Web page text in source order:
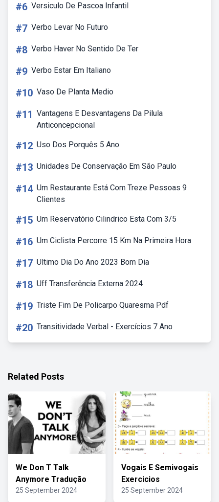
#6 Versiculo De Pascoa Infantil
#7 Verbo Levar No Futuro
#8 Verbo Haver No Sentido De Ter
#9 Verbo Estar Em Italiano
#10 Vaso De Planta Medio
#11 Vantagens E Desvantagens Da Pilula
Anticoncepcional
#12 Uso Dos Porquês 5 Ano
#13 Unidades De Conservação Em São Paulo
#14 Um Restaurante Está Com Treze Pessoas 9
Clientes
#15 Um Reservatório Cilindrico Esta Com 3/5
#16 Um Ciclista Percorre 15 Km Na Primeira Hora
#17 Ultimo Dia Do Ano 2023 Bom Dia
#18 Uff Transferência Externa 2024
#19 Triste Fim De Policarpo Quaresma Pdf
#20 Transitividade Verbal - Exercícios 7 Ano
Related Posts
We Don T Talk
Anymore Tradução
25 September 2024
Vogais E Semivogais
Exercicios
25 September 2024